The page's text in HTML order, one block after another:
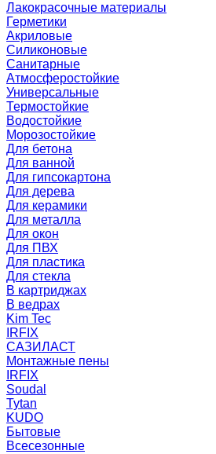
Лакокрасочные материалы
Герметики
Акриловые
Силиконовые
Санитарные
Атмосферостойкие
Универсальные
Термостойкие
Водостойкие
Морозостойкие
Для бетона
Для ванной
Для гипсокартона
Для дерева
Для керамики
Для металла
Для окон
Для ПВХ
Для пластика
Для стекла
В картриджах
В ведрах
Kim Tec
IRFIX
САЗИЛАСТ
Монтажные пены
IRFIX
Soudal
Tytan
KUDO
Бытовые
Всесезонные